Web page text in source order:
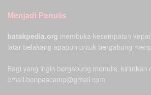
Menjadi Penulis
batakpedia.org membuka kesempatan
latar belakang apapun untuk bergabung
Bagi yang ingin bergabung menulis, kirimkan
email bonpascamp@gmail.com